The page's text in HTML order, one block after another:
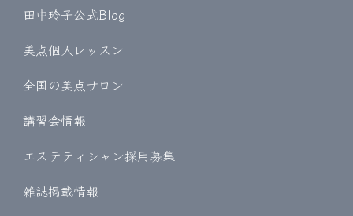
田中玲子公式Blog
美点個人レッスン
全国の美点サロン
講習会情報
エステティシャン採用募集
雑誌掲載情報